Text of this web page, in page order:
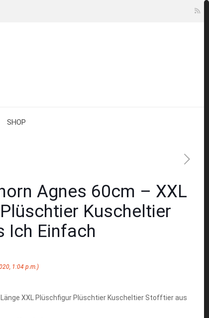
SHOP
Agnes 60cm – XXL
Kuscheltier
Ich Einfach
1:04 p.m.)
XXL Plüschfigur Plüschtier Kuscheltier Stofftier aus